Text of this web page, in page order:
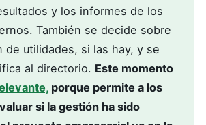
y los informes de los
También se decide sobre
de utilidades, si las hay, y se
al directorio. Este momento
porque permite a los
si la gestión ha sido